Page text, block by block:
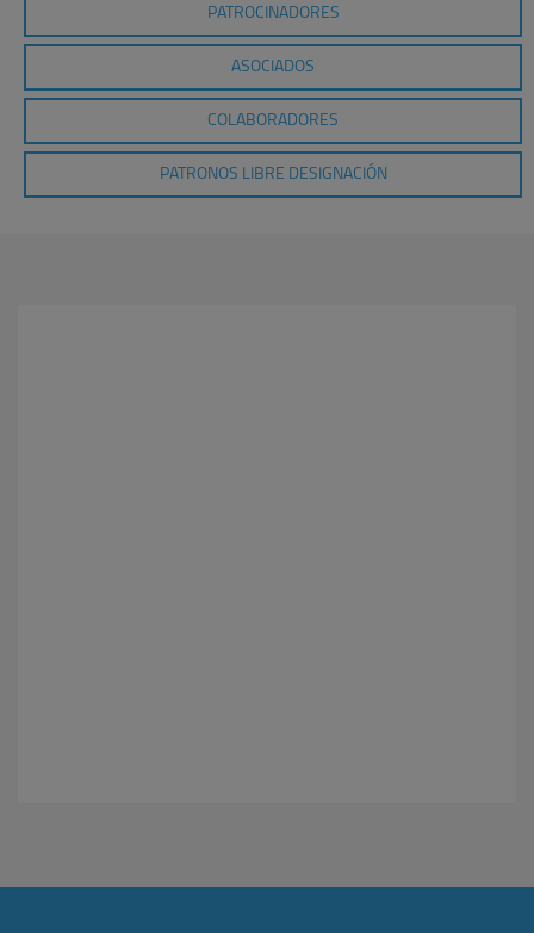
PATROCINADORES
ASOCIADOS
COLABORADORES
PATRONOS LIBRE DESIGNACIÓN